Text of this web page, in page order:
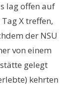
lag offen auf
X treffen,
der NSU
von einem
gelegt
kehrten